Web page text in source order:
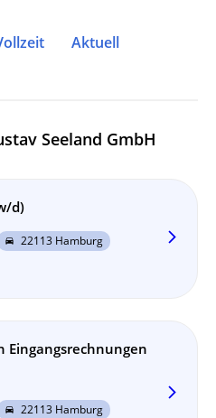
Aktuell
Seeland GmbH
d)
directions_car 22113 Hamburg arrow_forward_ios
Eingangsrechnungen
directions_car 22113 Hamburg
arrow_forward_ios